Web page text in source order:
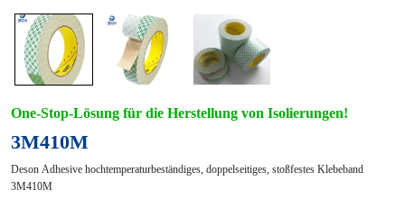
One-Stop-Lösung für die Herstellung von Isolierungen!
3M410M
Deson Adhesive hochtemperaturbeständiges, doppelseitiges, stoßfestes Klebeband
3M410M